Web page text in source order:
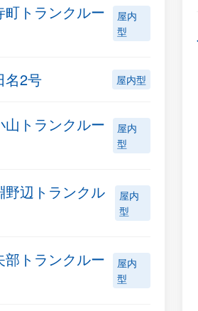
町トランクルー
屋内
型
名2号 屋内型
山トランクルー
屋内
型
野辺トランクル
屋内
型
部トランクルー
屋内
型